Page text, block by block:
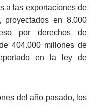
a las exportaciones de
proyectados en 8.000
por derechos de
404.000 millones de
en la ley de
del año pasado, los